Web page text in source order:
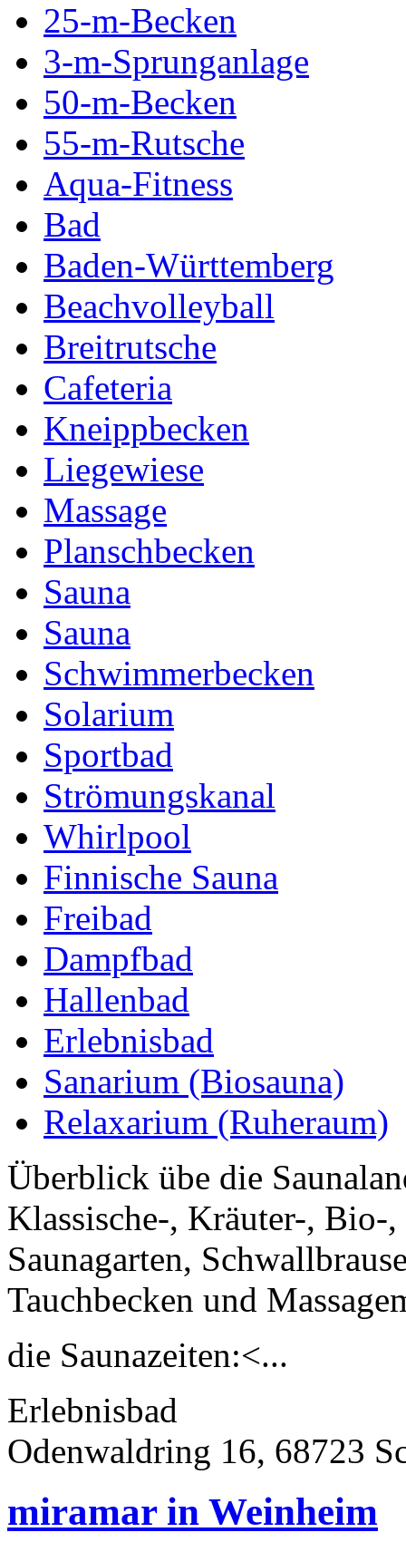
25-m-Becken
3-m-Sprunganlage
50-m-Becken
55-m-Rutsche
Aqua-Fitness
Bad
Baden-Württemberg
Beachvolleyball
Breitrutsche
Cafeteria
Kneippbecken
Liegewiese
Massage
Planschbecken
Sauna
Sauna
Schwimmerbecken
Solarium
Sportbad
Strömungskanal
Whirlpool
Finnische Sauna
Freibad
Dampfbad
Hallenbad
Erlebnisbad
Sanarium (Biosauna)
Relaxarium (Ruheraum)
Überblick übe die
Klassische-, Kräuter-, Bio-,
Saunagarten,
Tauchbecken und
die Saunazeiten:<...
Erlebnisbad
Odenwaldring 16, 68723
miramar in Weinheim